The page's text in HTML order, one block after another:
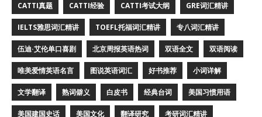
CATTI真题 CATTI经验 CATTI考试大纲 GRE词汇精讲
IELTS雅思词汇精讲 TOEFL托福词汇精讲 专八词汇精讲
伍迪·艾伦单口喜剧 北京周报英语热词 双语全文 双语阅读
唯美爱情英语名言 图说英语词汇 好书推荐 小词详解
文学翻译 熟词僻义 白皮书 经典台词 美国习惯用语
美国建国史话 美国文化 翻译研究 考研词汇精讲